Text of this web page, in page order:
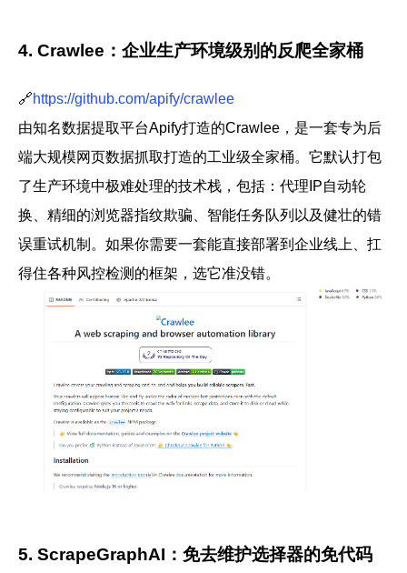
4. Crawlee：企业生产环境级别的反爬全家桶
🔗https://github.com/apify/crawlee
由知名数据提取平台Apify打造的Crawlee ，是一套专为后
端大规模网页数据抓取打造的工业级全家桶。它默认打包
了生产环境中极难处理的技术栈，包括：代理IP自动轮
换、精细的浏览器指纹欺骗、智能任务队列以及健壮的错
误重试机制。如果你需要一套能直接部署到企业线上、扛
得住各种风控检测的框架，选它准没错。
5. ScrapeGraphAI：免去维护选择器的免代码